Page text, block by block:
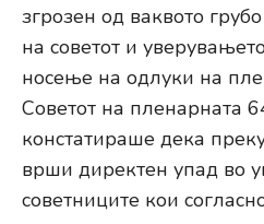
згрозен од ваквото
на советот и
носење на одлуки на
Советот на пленарната
констатираше дека
врши директен упад во
советниците кои